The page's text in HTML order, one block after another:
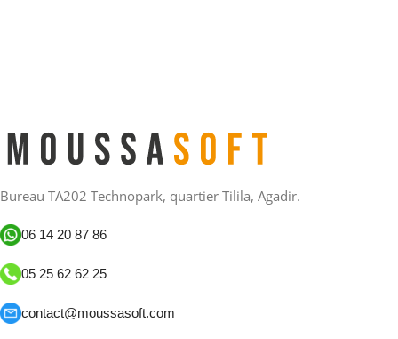
Bureau TA202 Technopark, quartier Tilila, Agadir.
06 14 20 87 86
05 25 62 62 25
contact@moussasoft.com